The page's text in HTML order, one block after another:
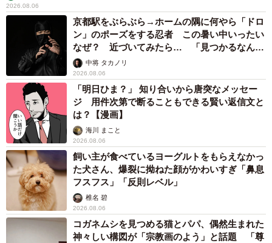
◇
同社のYouTubeチャンネル「 東幸海運タンカーの日常 」
では、普段見ることのできない船の巨大なエンジンや「難
易度マックス」と言われるドックでの船の出し入れの様
子、船員たちの船内での食事事情などを公開中です。
2026.08.06
京都駅をぶらぶら→ホームの隅に何やら「ドロ
ン」のポーズをする忍者 この暑い中いったい
なぜ？ 近づいてみたら… 「見つかるなんて
未熟」中将 タカノリ
2026.08.06
「明日ひま？」 知り合いから唐突なメッセー
ジ 用件次第で断ることもできる賢い返信文と
は？【漫画】
海川 まこと
2026.08.06
飼い主が食べているヨーグルトをもらえなかっ
た犬さん、爆裂に拗ねた顔がかわいすぎ「鼻息
フスフス」「反則レベル」
椎名 碧
2026.08.06
コガネムシを見つめる猫とパパ、偶然生まれた
神々しい構図が「宗教画のよう」と話題 「尊